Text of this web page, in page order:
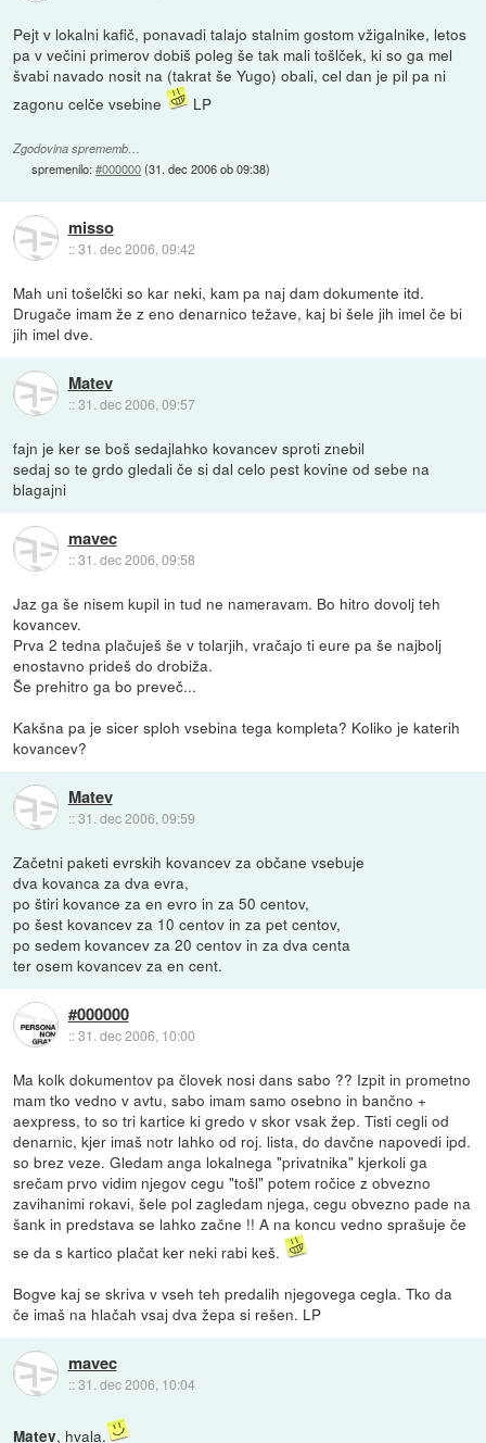
Pejt v lokalni kafič, ponavadi talajo stalnim gostom vžigalnike, letos
pa v večini primerov dobiš poleg še tak mali tošlček, ki so ga mel
švabi navado nosit na (takrat še Yugo) obali, cel dan je pil pa ni
zagonu celče vsebine
LP
Zgodovina sprememb…
spremenilo:#000000(31. dec 2006 ob 09:38)
misso
::31. dec 2006, 09:42
Mah uni tošelčki so kar neki, kam pa naj dam dokumente itd.
Drugače imam že z eno denarnico težave, kaj bi šele jih imel če bi
jih imel dve.
Matev
::31. dec 2006, 09:57
fajn je ker se boš sedajlahko kovancev sproti znebil
sedaj so te grdo gledali če si dal celo pest kovine od sebe na
blagajni
mavec
::31. dec 2006, 09:58
Jaz ga še nisem kupil in tud ne nameravam. Bo hitro dovolj teh
kovancev.
Prva 2 tedna plačuješ še v tolarjih, vračajo ti eure pa še najbolj
enostavno prideš do drobiža.
Še prehitro ga bo preveč...
Kakšna pa je sicer sploh vsebina tega kompleta? Koliko je katerih
kovancev?
Matev
::31. dec 2006, 09:59
Začetni paketi evrskih kovancev za občane vsebuje
dva kovanca za dva evra,
po štiri kovance za en evro in za 50 centov,
po šest kovancev za 10 centov in za pet centov,
po sedem kovancev za 20 centov in za dva centa
ter osem kovancev za en cent.
#000000
::31. dec 2006, 10:00
Ma kolk dokumentov pa človek nosi dans sabo ?? Izpit in prometno
mam tko vedno v avtu, sabo imam samo osebno in bančno +
aexpress, to so tri kartice ki gredo v skor vsak žep. Tisti cegli od
denarnic, kjer imaš notr lahko od roj. lista, do davčne napovedi ipd.
so brez veze. Gledam anga lokalnega "privatnika" kjerkoli ga
srečam prvo vidim njegov cegu "tošl" potem ročice z obvezno
zavihanimi rokavi, šele pol zagledam njega, cegu obvezno pade na
šank in predstava se lahko začne !! A na koncu vedno sprašuje če
se da s kartico plačat ker neki rabi keš.
Bogve kaj se skriva v vseh teh predalih njegovega cegla. Tko da
če imaš na hlačah vsaj dva žepa si rešen. LP
mavec
::31. dec 2006, 10:04
Matev, hvala.